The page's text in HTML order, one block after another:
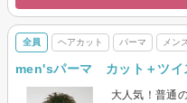
全員 ヘアカット パーマ メン
men'sパーマ カット＋ツイ
大人気！普通